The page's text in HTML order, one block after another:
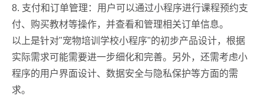
8. 支付和订单管理：用户可以通过小程序进行课程预约支
付、购买教材等操作，并查看和管理相关订单信息。
以上是针对"宠物培训学校小程序"的初步产品设计，根据
实际需求可能需要进一步细化和完善。另外，还需考虑小
程序的用户界面设计、数据安全与隐私保护等方面的需
求。